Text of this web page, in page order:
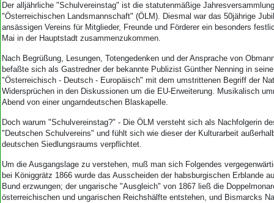
Start
Aktuelle Ausgabe
Abonnenten-Login
Abo Prämien
Archiv
Mediadaten
Ostpreußen
Pommern
Berlin-Brandenburg
Danzig und Westpreußen
Bücher
Der alljährliche "Schulvereinstag" ist die statutenmäßige
"Österreichischen Landsmannschaft" (ÖLM). Diesmal war das 50jährige
ansässigen Vereins für Mitglieder, Freunde und Förderer ein besonders
Mai in der Hauptstadt zusammenzukommen.
Nach Begrüßung, Lesungen, Totengedenken und der Ansprache von
befaßte sich als Gastredner der bekannte Publizist Günther Nenning in
"Österreichisch - Deutsch - Europäisch" mit dem umstrittenen Begriff der
Widersprüchen in den Diskussionen um die EU-Erweiterung. Musikalisch
Abend von einer ungarndeutschen Blaskapelle.
Doch warum "Schulvereinstag?" - Die ÖLM versteht sich als Nachfolgerin
"Deutschen Schulvereins" und fühlt sich wie dieser der Kulturarbeit
deutschen Siedlungsraums verpflichtet.
Um die Ausgangslage zu verstehen, muß man sich Folgendes
bei Königgrätz 1866 wurde das Ausscheiden der habsburgischen Erblande
Bund erzwungen; der ungarische "Ausgleich" von 1867 ließ die
österreichischen und ungarischen Reichshälfte entstehen, und Bismarcks